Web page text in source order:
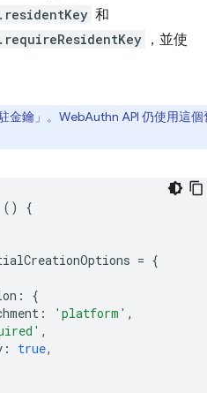
和
，並使
金鑰」 。WebAuthn API 仍使用這個
()
{
= {
:
{
: 'platform' ,
,
: true,